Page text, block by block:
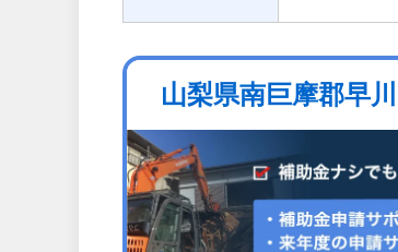
山梨県南巨摩郡早